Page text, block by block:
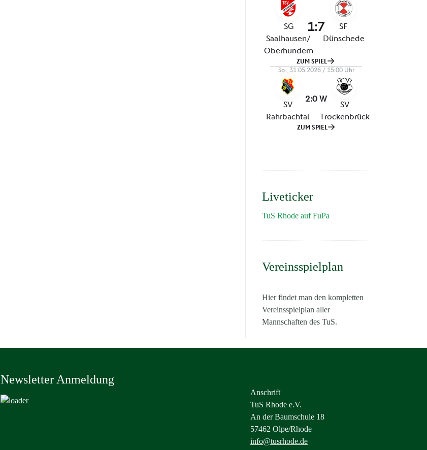
Liveticker
TuS Rhode auf FuPa
Vereinsspielplan
Hier findet man den kompletten
Vereinsspielplan aller
Mannschaften des TuS.
Newsletter Anmeldung
Anschrift
TuS Rhode e.V.
An der Baumschule 18
57462 Olpe/Rhode
info@tusrhode.de